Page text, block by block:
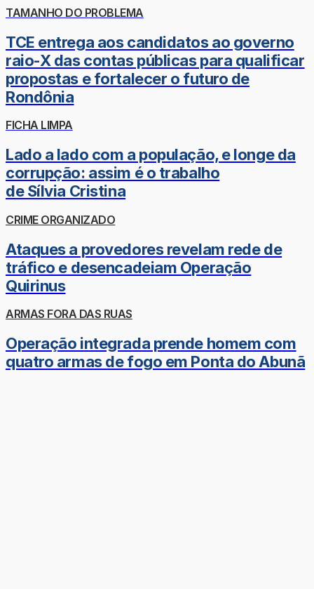
TAMANHO DO PROBLEMA
TCE entrega aos candidatos ao governo
raio-X das contas públicas para qualificar
propostas e fortalecer o futuro de
Rondônia
FICHA LIMPA
Lado a lado com a população, e longe da
corrupção: assim é o trabalho
de Sílvia Cristina
CRIME ORGANIZADO
Ataques a provedores revelam rede de
tráfico e desencadeiam Operação
Quirinus
ARMAS FORA DAS RUAS
Operação integrada prende homem com
quatro armas de fogo em Ponta do Abunã